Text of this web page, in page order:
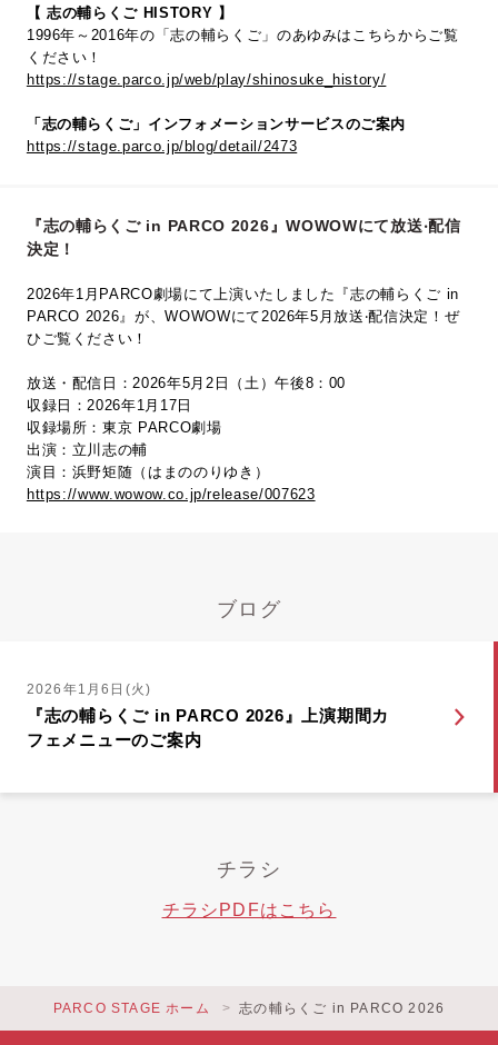
【 志の輔らくご HISTORY 】
1996年～2016年の「志の輔らくご」のあゆみはこちらからご覧
ください！
https://stage.parco.jp/web/play/shinosuke_history/
「志の輔らくご」インフォメーションサービスのご案内
https://stage.parco.jp/blog/detail/2473
『志の輔らくご in PARCO 2026』WOWOWにて放送‧配信
決定！
2026年1月PARCO劇場にて上演いたしました『志の輔らくご in
PARCO 2026』が、WOWOWにて2026年5⽉放送‧配信決定！ぜ
ひご覧ください！
放送・配信日：2026年5月2日（土）午後8：00
収録日：2026年1月17日
収録場所：東京 PARCO劇場
出演：立川志の輔
演目：浜野矩随（はまののりゆき）
https://www.wowow.co.jp/release/007623
ブログ
2026年1月6日(火)
『志の輔らくご in PARCO 2026』上演期間カ
フェメニューのご案内
チラシ
チラシPDFはこちら
PARCO STAGE ホーム 志の輔らくご in PARCO 2026